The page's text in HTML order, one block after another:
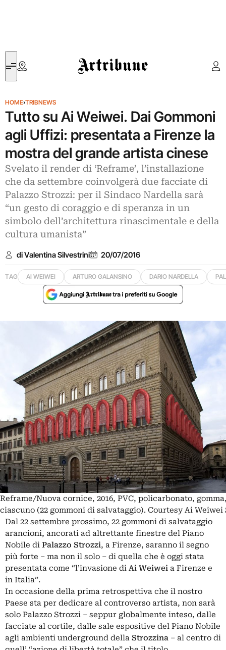
Artribune
HOME›TRIBNEWS
Tutto su Ai Weiwei. Dai Gommoni
agli Uffizi: presentata a Firenze la
mostra del grande artista cinese
Svelato il render di ‘Reframe’, l’installazione
che da settembre coinvolgerà due facciate di
Palazzo Strozzi: per il Sindaco Nardella sarà
“un gesto di coraggio e di speranza in un
simbolo dell’architettura rinascimentale e della
cultura umanista”
di Valentina Silvestrini 20/07/2016
TAG AI WEIWEI ARTURO GALANSINO DARIO NARDELLA
Reframe/Nuova cornice, 2016, PVC, policarbonato,
ciascuno (22 gommoni di salvataggio). Courtesy Ai Weiwei
Dal 22 settembre prossimo, 22 gommoni di salvataggio
arancioni, ancorati ad altrettante finestre del Piano
Nobile di Palazzo Strozzi, a Firenze, saranno il segno
più forte – ma non il solo – di quella che è oggi stata
presentata come “l’invasione di Ai Weiwei a Firenze e
in Italia”.
In occasione della prima retrospettiva che il nostro
Paese sta per dedicare al controverso artista, non sarà
solo Palazzo Strozzi – seppur globalmente inteso, dalle
facciate al cortile, dalle sale espositive del Piano Nobile
agli ambienti underground della Strozzina – al centro di